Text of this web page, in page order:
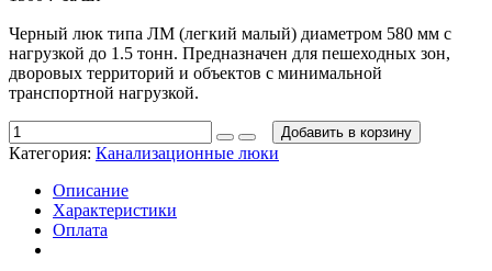
Черный люк типа ЛМ (легкий малый) диаметром 580 мм с
нагрузкой до 1.5 тонн. Предназначен для пешеходных зон,
дворовых территорий и объектов с минимальной
транспортной нагрузкой.
Добавить в корзину
Категория: Канализационные люки
Описание
Характеристики
Оплата